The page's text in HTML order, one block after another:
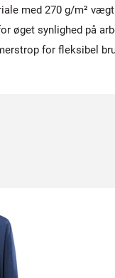
med 270 g/m² vægt
øget synlighed på
for fleksibel